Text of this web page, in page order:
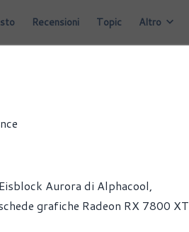
Recensioni Topic Altro
Aurora di Alphacool,
grafiche Radeon RX 7800 XT